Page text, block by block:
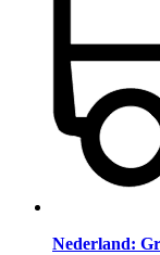
Nederland: